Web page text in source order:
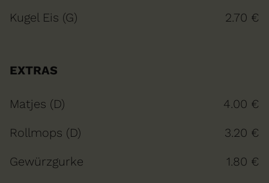
Kugel Eis (G)
2.70 €
EXTRAS
Matjes (D)
4.00 €
Rollmops (D)
3.20 €
Gewürzgurke
1.80 €